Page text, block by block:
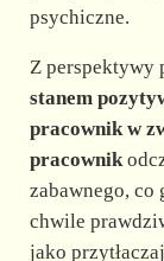
psychiczne.
Z perspektywy
stanem
pracownik w
pracownik
zabawnego, co
chwile
jako